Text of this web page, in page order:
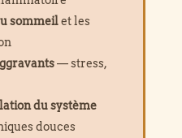
sommeilet les
— stress,
du système
douces